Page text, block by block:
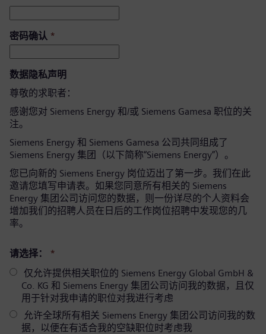
密码确认 *
数据隐私声明
尊敬的求职者：
感谢您对 Siemens Energy 和/或 Siemens Gamesa 职位的关
注。
Siemens Energy 和 Siemens Gamesa 公司共同组成了
Siemens Energy 集团（以下简称“Siemens Energy”）。
您已向新的 Siemens Energy 岗位迈出了第一步。我们在此
邀请您填写申请表。如果您同意所有相关的 Siemens
Energy 集团公司访问您的数据，则一份详尽的个人资料会
增加我们的招聘人员在日后的工作岗位招聘中发现您的几
率。
请选择：
*
仅允许提供相关职位的 Siemens Energy Global GmbH &
Co. KG 和 Siemens Energy 集团公司访问我的数据，且仅
用于针对我申请的职位对我进行考虑
允许全球所有相关 Siemens Energy 集团公司访问我的数
据，以便在有适合我的空缺职位时考虑我